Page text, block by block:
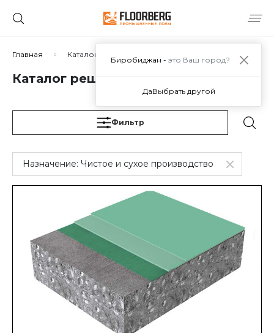
Главная Каталог решений
Каталог решений
Фильтр
Сбросить Применить
Назначение: Чистое и сухое производство
Биробиджан - это Ваш город?
ДаВыбрать другой